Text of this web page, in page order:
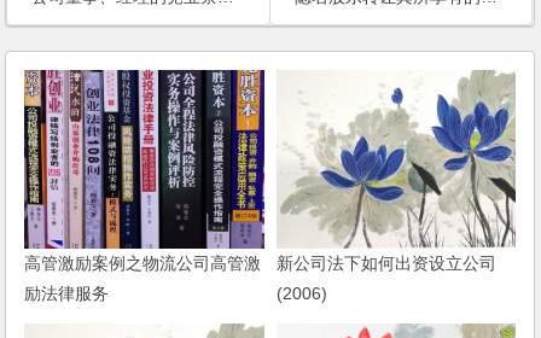
高管激励案例之物流公司高管激
励法律服务
新公司法下如何出资设立公司
(2006)